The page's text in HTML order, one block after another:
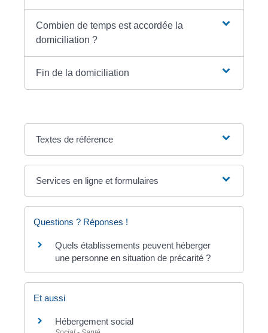
Combien de temps est accordée la
domiciliation ?
Fin de la domiciliation
Textes de référence
Services en ligne et formulaires
Questions ? Réponses !
Quels établissements peuvent héberger
une personne en situation de précarité ?
Et aussi
Hébergement social